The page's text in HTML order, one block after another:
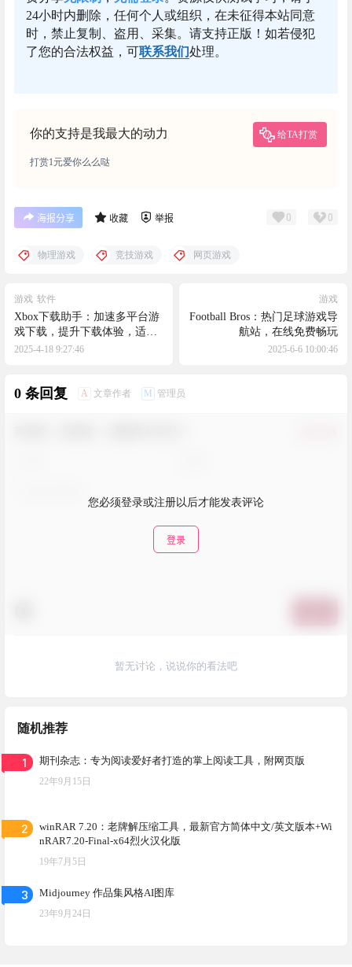
24小时内删除，任何个人或组织，在未征得本站同意
时，禁止复制、盗用、采集。请支持正版！如若侵犯
了您的合法权益，可联系我们处理。
你的支持是我最大的动力 给TA打赏
打赏1元爱你么么哒
海报分享 收藏 举报 0 0
物理游戏 竞技游戏 网页游戏
游戏 软件
Xbox下载助手：加速多平台游
戏下载，提升下载体验，适用
于多种网络环境，包括家庭网
2025-4-18 9:27:46
游戏
Football Bros：热门足球游戏导
航站，在线免费畅玩
2025-6-6 10:00:46
0 条回复 A 文章作者 M 管理员
您必须登录或注册以后才能发表评论
登录
暂无讨论，说说你的看法吧
随机推荐
1 期刊杂志：专为阅读爱好者打造的掌上阅读工具，附网页版
22年9月15日
2
winRAR 7.20：老牌解压缩工具，最新官方简体中文/英文版本+Wi
nRAR7.20-Final-x64烈火汉化版
19年7月5日
3 Midjourney 作品集风格AI图库
23年9月24日